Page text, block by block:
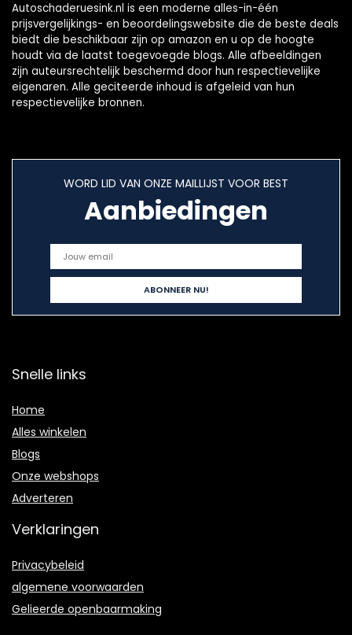
Autoschaderuesink.nl is een moderne alles-in-één
prijsvergelijkings- en beoordelingswebsite die de beste deals
biedt die beschikbaar zijn op amazon en u op de hoogte
houdt via de laatst toegevoegde blogs. Alle afbeeldingen
zijn auteursrechtelijk beschermd door hun respectievelijke
eigenaren. Alle geciteerde inhoud is afgeleid van hun
respectievelijke bronnen.
WORD LID VAN ONZE MAILLIJST VOOR BEST
Aanbiedingen
Snelle links
Home
Alles winkelen
Blogs
Onze webshops
Adverteren
Verklaringen
Privacybeleid
algemene voorwaarden
Gelieerde openbaarmaking